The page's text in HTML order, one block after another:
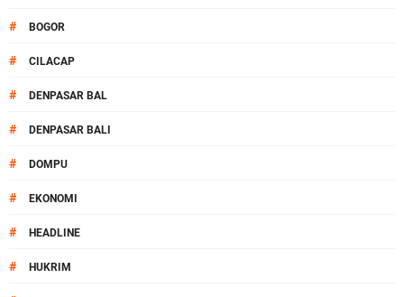
# BOGOR
# CILACAP
# DENPASAR BAL
# DENPASAR BALI
# DOMPU
# EKONOMI
# HEADLINE
# HUKRIM